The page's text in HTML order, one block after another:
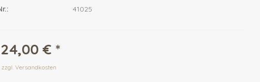
41025
€ *
zzgl. Versandkosten